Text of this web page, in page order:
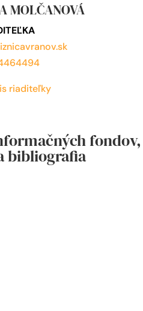
MOLČANOVÁ
riaditeľky
fondov,
bibliografia